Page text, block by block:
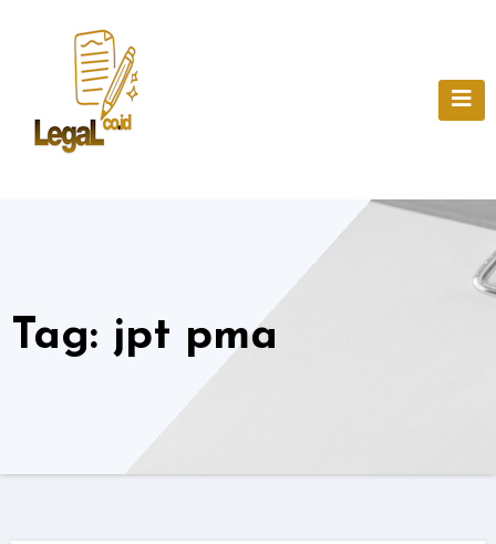
Tag: jpt pma